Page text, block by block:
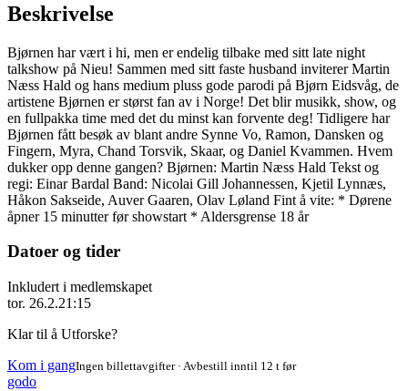
Beskrivelse
Bjørnen har vært i hi, men er endelig tilbake med sitt late night
talkshow på Nieu! Sammen med sitt faste husband inviterer Martin
Næss Hald og hans medium pluss gode parodi på Bjørn Eidsvåg, de
artistene Bjørnen er størst fan av i Norge! Det blir musikk, show, og
en fullpakka time med det du minst kan forvente deg! Tidligere har
Bjørnen fått besøk av blant andre Synne Vo, Ramon, Dansken og
Fingern, Myra, Chand Torsvik, Skaar, og Daniel Kvammen. Hvem
dukker opp denne gangen? Bjørnen: Martin Næss Hald Tekst og
regi: Einar Bardal Band: Nicolai Gill Johannessen, Kjetil Lynnæs,
Håkon Sakseide, Auver Gaaren, Olav Løland Fint å vite: * Dørene
åpner 15 minutter før showstart * Aldersgrense 18 år
Datoer og tider
Inkludert i medlemskapet
tor. 26.2.21:15
Klar til å Utforske?
Kom i gangIngen billettavgifter · Avbestill inntil 12 t før
godo